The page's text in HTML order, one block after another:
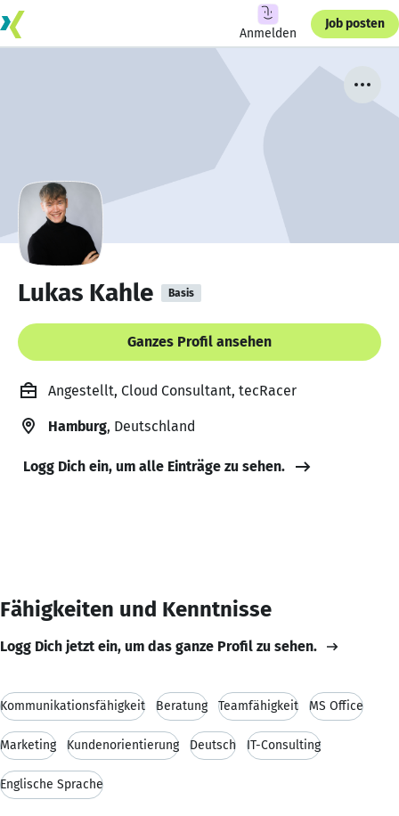
Anmelden
Job posten
Lukas Kahle Basis
Ganzes Profil ansehen
Angestellt, Cloud Consultant, tecRacer
Hamburg, Deutschland
Logg Dich ein, um alle Einträge zu sehen.
Fähigkeiten und Kenntnisse
Logg Dich jetzt ein, um das ganze Profil zu sehen.
Kommunikationsfähigkeit Beratung Teamfähigkeit MS Office
Marketing Kundenorientierung Deutsch IT-Consulting
Englische Sprache